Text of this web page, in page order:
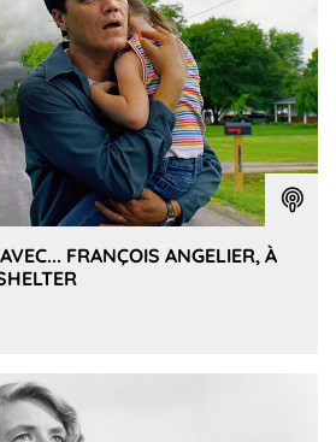
FRANÇOIS ANGELIER, À